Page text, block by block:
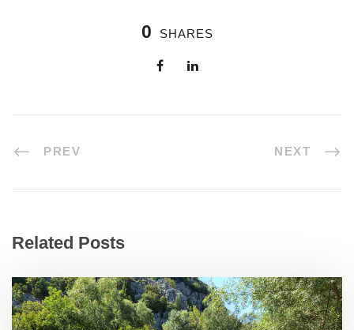
0 SHARES
PREV NEXT
Related Posts